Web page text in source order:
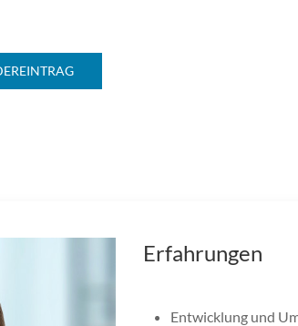
Erfahrungen
Entwicklung und